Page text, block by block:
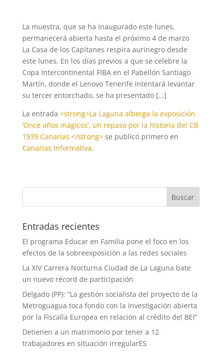
La muestra, que se ha inaugurado este lunes,
permanecerá abierta hasta el próximo 4 de marzo
La Casa de los Capitanes respira aurinegro desde
este lunes. En los días previos a que se celebre la
Copa Intercontinental FIBA en el Pabellón Santiago
Martín, donde el Lenovo Tenerife intentará levantar
su tercer entorchado, se ha presentado […]
La entrada <strong>La Laguna alberga la exposición
‘Once años mágicos’, un repaso por la historia del CB
1939 Canarias </strong>se publicó primero en
Canarias Informativa.
Entradas recientes
El programa Educar en Familia pone el foco en los
efectos de la sobreexposición a las redes sociales
La XIV Carrera Nocturna Ciudad de La Laguna bate
un nuevo récord de participación
Delgado (PP): “La gestión socialista del proyecto de la
Metroguagua toca fondo con la investigación abierta
por la Fiscalía Europea en relación al crédito del BEI”
Detienen a un matrimonio por tener a 12
trabajadores en situación irregularES